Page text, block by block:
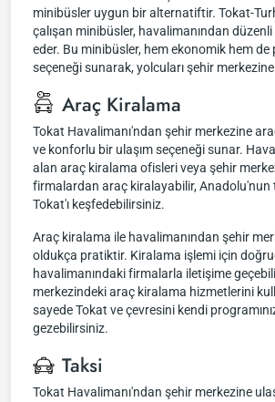
minibüsler uygun bir alternatiftir. Tokat-
çalışan minibüsler, havalimanından
eder. Bu minibüsler, hem ekonomik hem de
seçeneği sunarak, yolcuları şehir
Araç Kiralama
Tokat Havalimanı'ndan şehir merkezine
ve konforlu bir ulaşım seçeneği sunar.
alan araç kiralama ofisleri veya şehir
firmalardan araç kiralayabilir, Anadolu'nun
Tokat'ı keşfedebilirsiniz.
Araç kiralama ile havalimanından şehir
oldukça pratiktir. Kiralama işlemi için
havalimanındaki firmalarla iletişime
merkezindeki araç kiralama hizmetlerini
sayede Tokat ve çevresini kendi
gezebilirsiniz.
Taksi
Tokat Havalimanı'ndan şehir merkezine